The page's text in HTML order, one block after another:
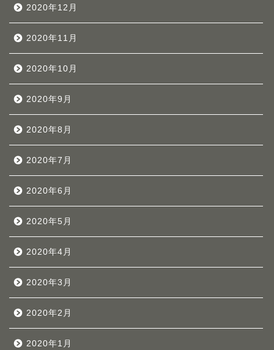
2020年12月
2020年11月
2020年10月
2020年9月
2020年8月
2020年7月
2020年6月
2020年5月
2020年4月
2020年3月
2020年2月
2020年1月